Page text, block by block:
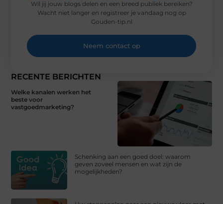
RECENTE BERICHTEN
Welke kanalen werken het
beste voor
vastgoedmarketing?
Schenking aan een goed doel: waarom
geven zoveel mensen en wat zijn de
mogelijkheden?
Wil jij jouw blogs delen en een breed publiek bereiken?
Wacht niet langer en registreer je vandaag nog op
Gouden-tip.nl
Neem contact op